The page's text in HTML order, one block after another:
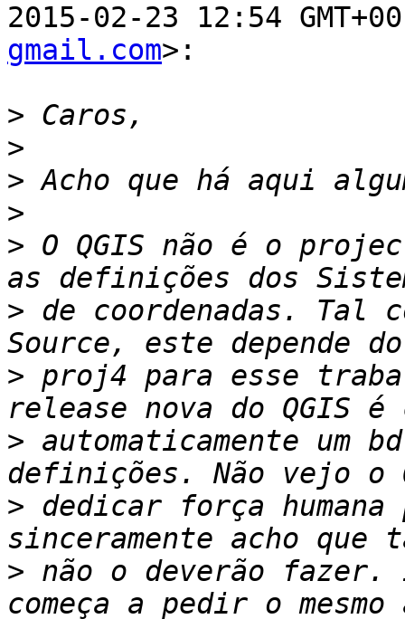
2015-02-23 12:54
gmail.com>:
>
>
>
>
> O QGIS não é o
> de coordenadas. Tal
> proj4 para esse
> automaticamente um
> dedicar força
> não o deverão fazer.